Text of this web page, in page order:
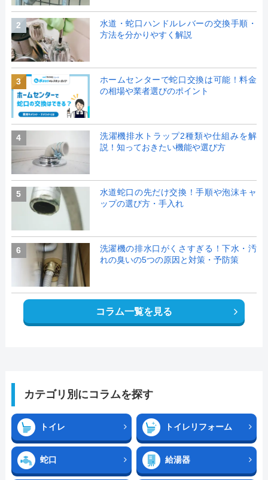
2
水道・蛇口ハンドルレバーの交換手順・
方法を分かりやすく解説
3
ホームセンターで蛇口交換は可能！料金
の相場や業者選びのポイント
4
洗濯機排水トラップ2種類や仕組みを解
説！知っておきたい機能や選び方
5
水道蛇口の先だけ交換！手順や泡沫キャ
ップの選び方・手入れ
6
洗濯機の排水口がくさすぎる！下水・汚
れの臭いの5つの原因と対策・予防策
コラム一覧を見る
カテゴリ別にコラムを探す
トイレ トイレリフォーム
蛇口 給湯器